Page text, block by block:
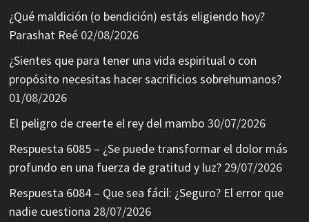
¿Qué maldición (o bendición) estás eligiendo hoy?
Parashat Reé 02/08/2026
¿Sientes que para tener una vida espiritual o con
propósito necesitas hacer sacrificios sobrehumanos?
01/08/2026
El peligro de creerte el rey del mambo 30/07/2026
Respuesta 6085 – ¿Se puede transformar el dolor más
profundo en una fuerza de gratitud y luz? 29/07/2026
Respuesta 6084 – Que sea fácil: ¿Seguro? El error que
nadie cuestiona 28/07/2026